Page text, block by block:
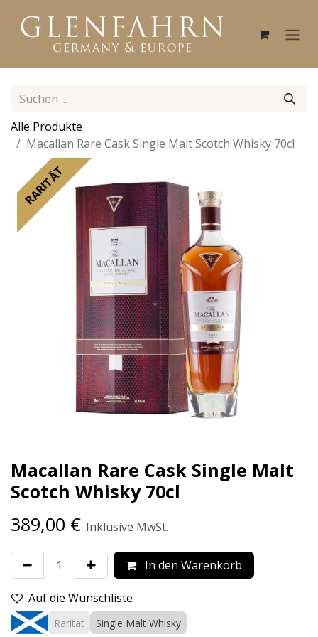
Alle Produkte
Macallan Rare Cask Single Malt Scotch Whisky 70cl
RARITÄT
Macallan Rare Cask Single Malt
Scotch Whisky 70cl
389,00 € Inklusive MwSt.
In den Warenkorb
Auf die Wunschliste
Rarität Single Malt Whisky